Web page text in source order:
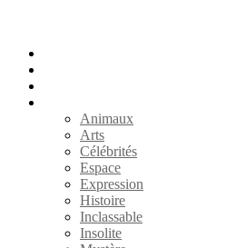
Animaux
Arts
Célébrités
Espace
Expression
Histoire
Inclassable
Insolite